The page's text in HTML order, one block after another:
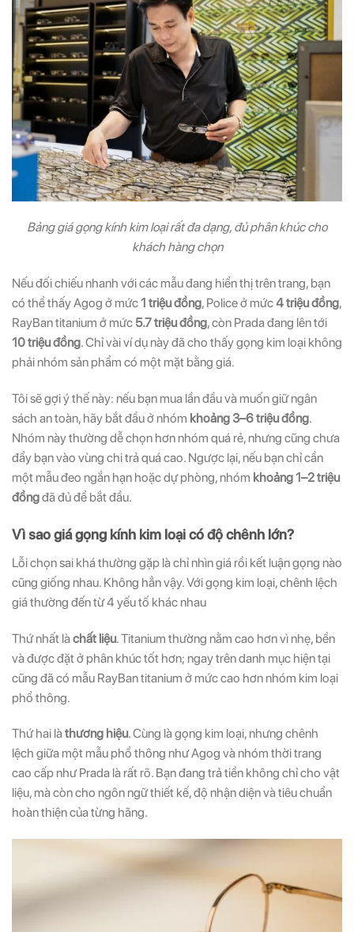
Bảng giá gọng kính kim loại rất đa dạng, đủ phân khúc cho
khách hàng chọn
Nếu đối chiếu nhanh với các mẫu đang hiển thị trên trang, bạn
có thể thấy Agog ở mức1 triệu đồng, Police ở mức4 triệu đồng,
RayBan titanium ở mức 5.7 triệu đồng, còn Prada đang lên tới
10 triệu đồng. Chỉ vài ví dụ này đã cho thấy gọng kim loại không
phải nhóm sản phẩm có một mặt bằng giá.
Tôi sẽ gợi ý thế này: nếu bạn mua lần đầu và muốn giữ ngân
sách an toàn, hãy bắt đầu ở nhóm khoảng 3–6 triệu đồng.
Nhóm này thường dễ chọn hơn nhóm quá rẻ, nhưng cũng chưa
đẩy bạn vào vùng chi trả quá cao. Ngược lại, nếu bạn chỉ cần
một mẫu đeo ngắn hạn hoặc dự phòng, nhóm khoảng 1–2 triệu
đồngđã đủ để bắt đầu.
Vì sao giá gọng kính kim loại có độ chênh lớn?
Lỗi chọn sai khá thường gặp là chỉ nhìn giá rồi kết luận gọng nào
cũng giống nhau. Không hẳn vậy. Với gọng kim loại, chênh lệch
giá thường đến từ 4 yếu tố khác nhau
Thứ nhất làchất liệu. Titanium thường nằm cao hơn vì nhẹ, bền
và được đặt ở phân khúc tốt hơn; ngay trên danh mục hiện tại
cũng đã có mẫu RayBan titanium ở mức cao hơn nhóm kim loại
phổ thông.
Thứ hai làthương hiệu. Cùng là gọng kim loại, nhưng chênh
lệch giữa một mẫu phổ thông như Agog và nhóm thời trang
cao cấp như Prada là rất rõ. Bạn đang trả tiền không chỉ cho vật
liệu, mà còn cho ngôn ngữ thiết kế, độ nhận diện và tiêu chuẩn
hoàn thiện của từng hãng.